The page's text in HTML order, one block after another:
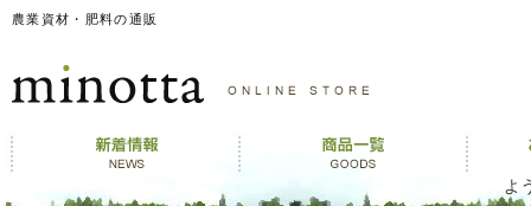
農業資材・肥料の通販
よ